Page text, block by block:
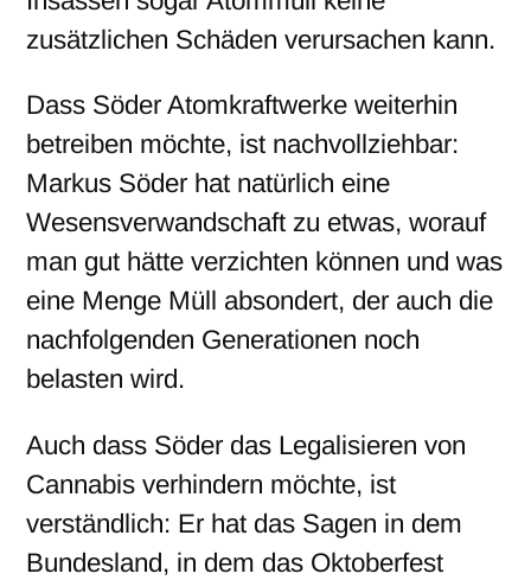
zusätzlichen Schäden verursachen kann.
Dass Söder Atomkraftwerke weiterhin
betreiben möchte, ist nachvollziehbar:
Markus Söder hat natürlich eine
Wesensverwandschaft zu etwas, worauf
man gut hätte verzichten können und was
eine Menge Müll absondert, der auch die
nachfolgenden Generationen noch
belasten wird.
Auch dass Söder das Legalisieren von
Cannabis verhindern möchte, ist
verständlich: Er hat das Sagen in dem
Bundesland, in dem das Oktoberfest